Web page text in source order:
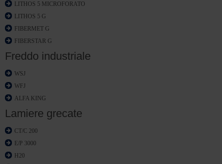
LITHOS 5 MICROFORATO
LITHOS 5 G
FIBERMET G
FIBERSTAR G
Freddo industriale
WSJ
WFJ
ALFA KING
Lamiere grecate
CT/C 200
E/P 3000
H20